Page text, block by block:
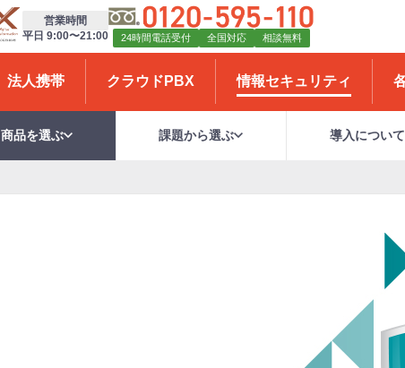
営業時間
平日 9:00〜21:00
24時間電話受付 全国対応 相談無料
法人携帯 クラウドPBX 情報セキュリティ
商品を選ぶ 課題から選ぶ 導入について